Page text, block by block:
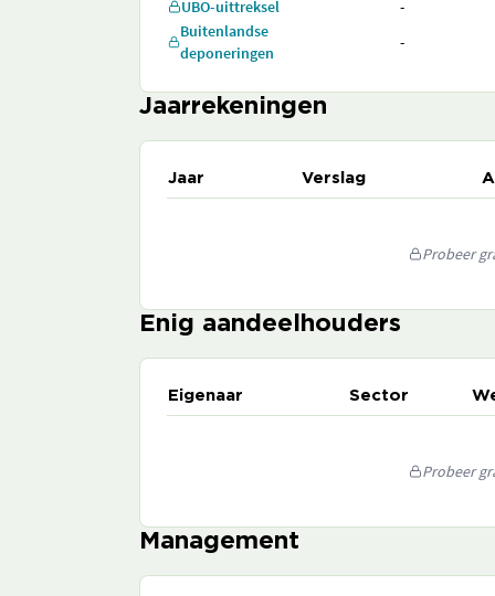
UBO-uittreksel
-
Buitenlandse
deponeringen
-
Jaarrekeningen
Jaar Verslag
Probeer
Enig aandeelhouders
Eigenaar Sector
Probeer
Management